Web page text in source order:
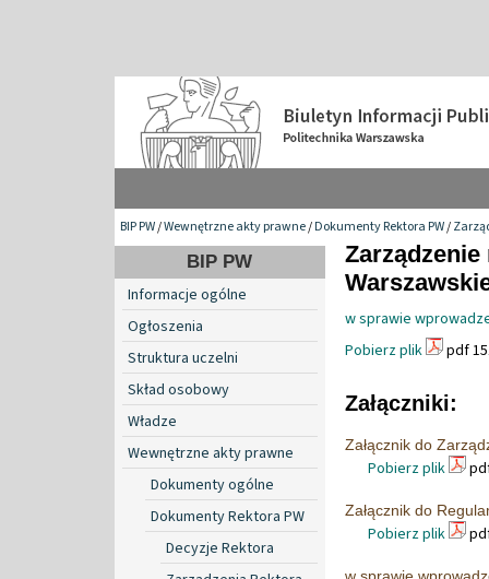
BIP PW/Wewnętrzne akty prawne/Dokumenty Rektora PW/
BIP PW
Informacje ogólne
Ogłoszenia
Struktura uczelni
Skład osobowy
Władze
Wewnętrzne akty prawne
Dokumenty ogólne
Dokumenty Rektora PW
Decyzje Rektora
w sprawie
Pobierz plik
pdf
Załączniki:
Załącznik do
Pobierz plik
Załącznik do
Pobierz plik
w sprawie